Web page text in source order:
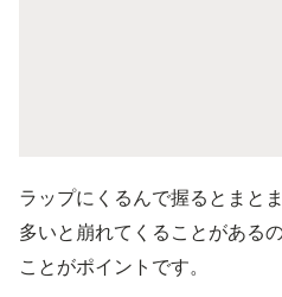
ラップにくるんで握るとまと
多いと崩れてくることがある
ことがポイントです。